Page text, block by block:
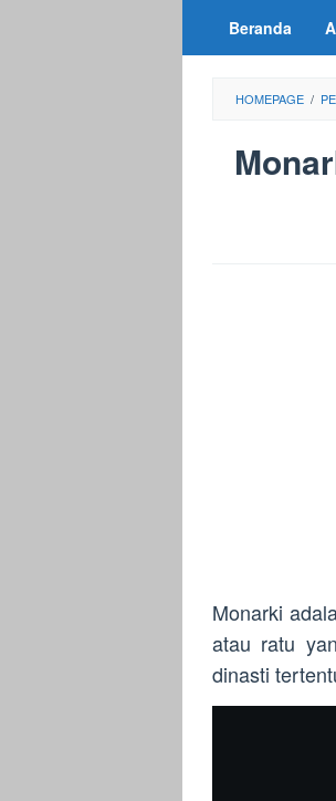
LoncatBeranda
HOMEPAGE /
Monarki
atau ratu
dinasti